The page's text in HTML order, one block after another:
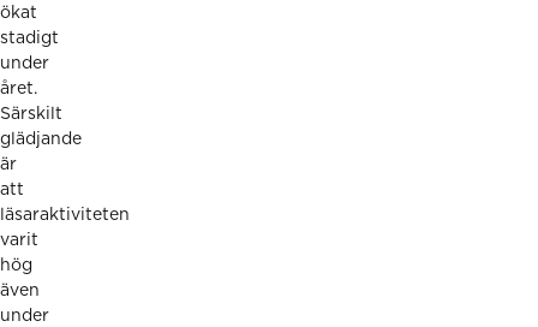
ökat
stadigt
under
året.
Särskilt
glädjande
är
att
läsaraktiviteten
varit
hög
även
under